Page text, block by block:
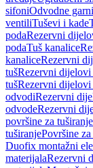
sifoniOdvodne
ventiliTuševi i kade
podaRezervni
podaTuš kanalice
kanaliceRezervni
tušRezervni dijelovi
tušRezervni dijelovi
odvodiRezervni
odvodeRezervni
površine za tuširanje
tuširanjePovršine
Duofix montažni
materijalaRezervni